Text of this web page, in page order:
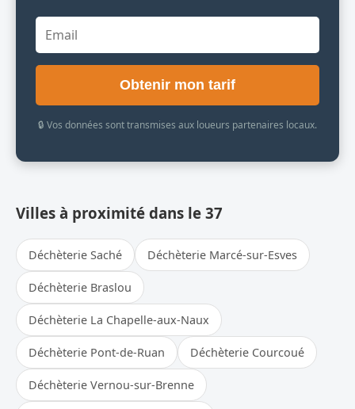
Obtenir mon tarif
🔒 Vos données sont transmises aux loueurs partenaires locaux.
Villes à proximité dans le 37
Déchèterie Saché Déchèterie Marcé-sur-Esves
Déchèterie Braslou
Déchèterie La Chapelle-aux-Naux
Déchèterie Pont-de-Ruan Déchèterie Courcoué
Déchèterie Vernou-sur-Brenne